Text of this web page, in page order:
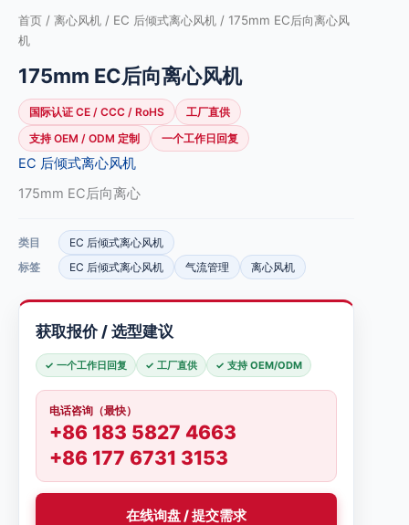
首页 / 离心风机 / EC 后倾式离心风机 / 175mm EC后向离心风
机
175mm EC后向离心风机
国际认证 CE / CCC / RoHS
工厂直供
支持 OEM / ODM 定制
一个工作日回复
EC 后倾式离心风机
175mm EC后向离心
类目
EC 后倾式离心风机
标签
EC 后倾式离心风机 气流管理 离心风机
获取报价 / 选型建议
✓ 一个工作日回复 ✓ 工厂直供 ✓ 支持 OEM/ODM
电话咨询（最快）
+86 183 5827 4663
+86 177 6731 3153
在线询盘 / 提交需求